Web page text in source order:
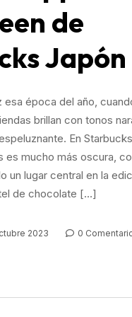
de
Japón
esa época del año,
brillan con tonos
En
es mucho más oscura,
un lugar central en la
de chocolate […]
2023
0